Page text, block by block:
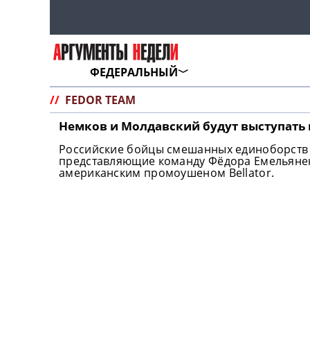
ФЕДЕРАЛЬНЫЙ
// FEDOR TEAM
Немков и Молдавский будут выступать
Российские бойцы смешанных
представляющие команду Фёдора
американским промоушеном Bellator.